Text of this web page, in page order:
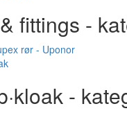
fittings -
rør - Uponor
-